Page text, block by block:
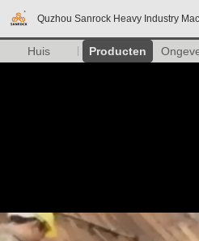
Quzhou Sanrock Heavy Industry
Huis Producten